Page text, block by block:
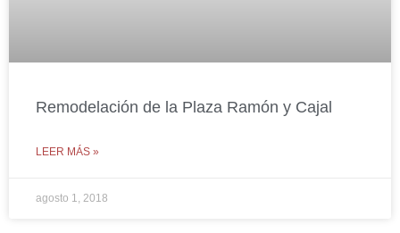
Remodelación de la Plaza Ramón y Cajal
LEER MÁS »
agosto 1, 2018